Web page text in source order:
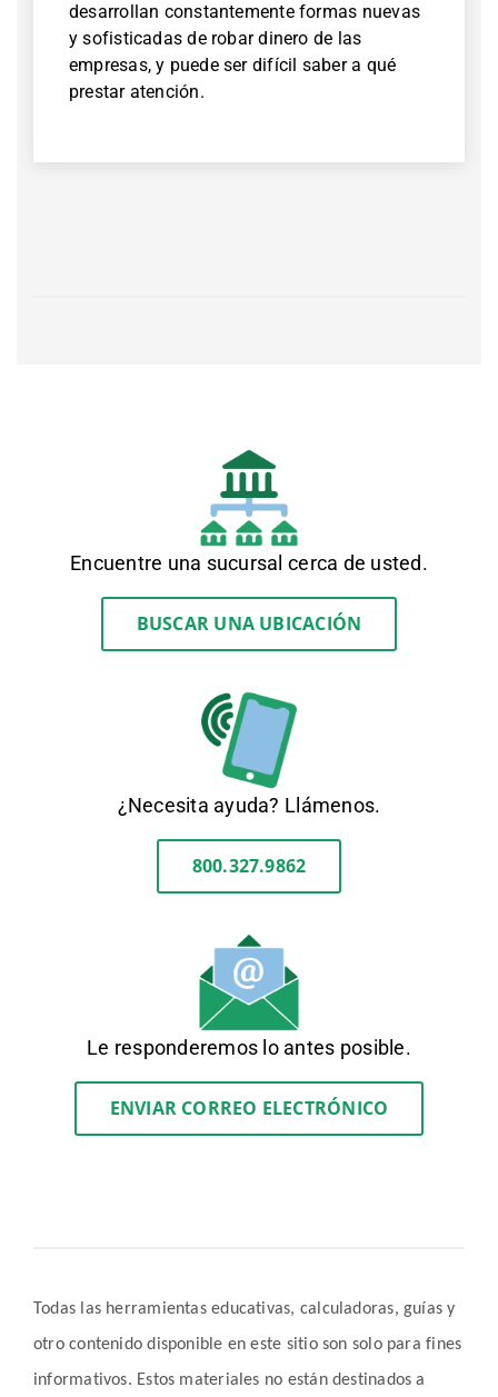
desarrollan constantemente formas nuevas
y sofisticadas de robar dinero de las
empresas, y puede ser difícil saber a qué
prestar atención.
Encuentre una sucursal cerca de usted.
BUSCAR UNA UBICACIÓN
¿Necesita ayuda? Llámenos.
800.327.9862
Le responderemos lo antes posible.
ENVIAR CORREO ELECTRÓNICO
Todas las herramientas educativas, calculadoras, guías y
otro contenido disponible en este sitio son solo para fines
informativos. Estos materiales no están destinados a